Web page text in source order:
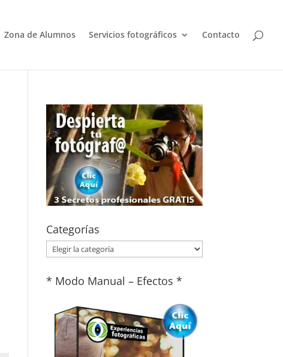
Zona de Alumnos Servicios fotográficos Contacto
Categorías
Categorías
* Modo Manual – Efectos *